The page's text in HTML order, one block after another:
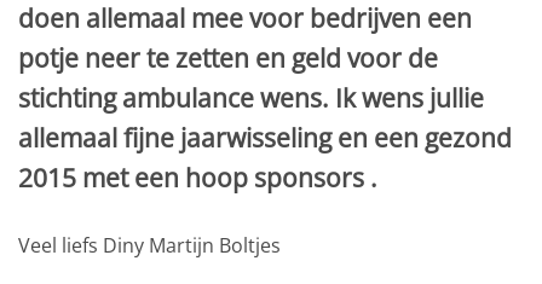
doen allemaal mee voor bedrijven een
potje neer te zetten en geld voor de
stichting ambulance wens. Ik wens jullie
allemaal fijne jaarwisseling en een gezond
2015 met een hoop sponsors .
Veel liefs Diny Martijn Boltjes